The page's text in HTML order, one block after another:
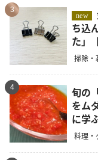
3
new
余った「ダブルクリップ」を車に持
ち込
た」
掃除・
4
旬の
をム
に学
料理・